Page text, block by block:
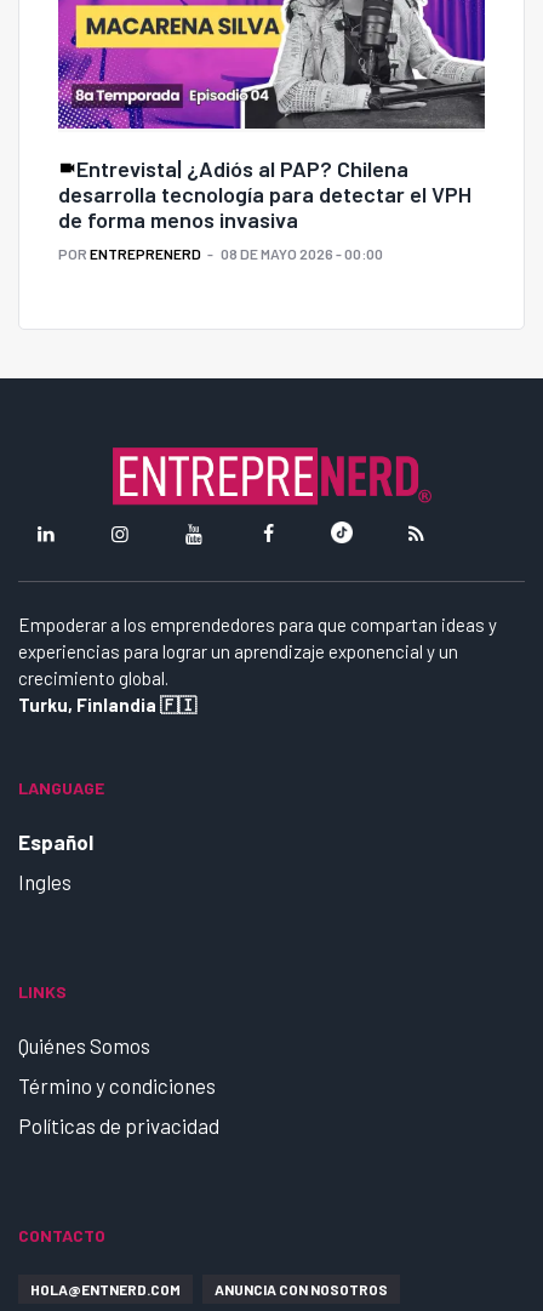
Entrevista| ¿Adiós al PAP? Chilena
desarrolla tecnología para detectar el VPH
de forma menos invasiva
POR ENTREPRENERD 08 DE MAYO 2026 - 00:00
Empoderar a los emprendedores para que compartan ideas y
experiencias para lograr un aprendizaje exponencial y un
crecimiento global.
Turku, Finlandia 🇫🇮
LANGUAGE
Español
Ingles
LINKS
Quiénes Somos
Término y condiciones
Políticas de privacidad
CONTACTO
HOLA@ENTNERD.COM ANUNCIA CON NOSOTROS